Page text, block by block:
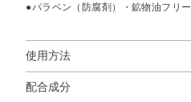
●パラベン（防腐剤）・鉱物油フリー
使用方法
使用方法
配合成分